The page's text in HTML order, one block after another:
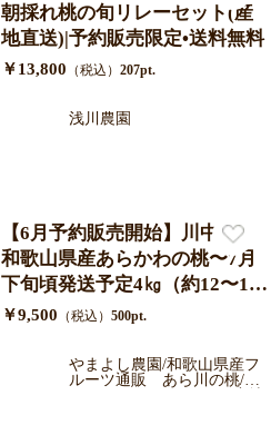
朝採れ桃の旬リレーセット(産
地直送)|予約販売限定•送料無料
￥13,800 （税込） 207pt.
浅川農園
【6月予約販売開始】川中島
和歌山県産あらかわの桃〜7月
下旬頃発送予定4㎏（約12〜13
個）/青秀ギフト
￥9,500 （税込） 500pt.
やまよし農園/和歌山県産フ
ルーツ通販 あら川の桃/い